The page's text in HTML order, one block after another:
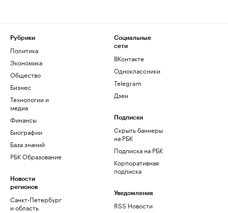
Рубрики
Политика
Экономика
Общество
Бизнес
Технологии и
медиа
Финансы
Биографии
База знаний
РБК Образование
Новости
регионов
Санкт-Петербург
и область
Социальные
сети
ВКонтакте
Одноклассники
Telegram
Дзен
Подписки
Скрыть баннеры
на РБК
Подписка на РБК
Корпоративная
подписка
Уведомления
RSS Новости